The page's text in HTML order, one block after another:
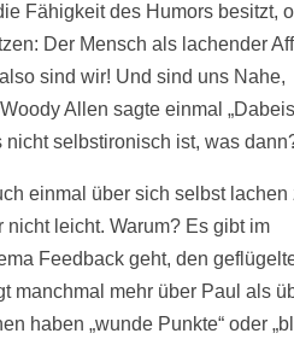
Fähigkeit des Humors besitzt,
Der Mensch als lachender
sind wir! Und sind uns Nahe,
Allen sagte einmal
nicht selbstironisch ist, was
einmal über sich selbst lachen
nicht leicht. Warum? Es gibt im
Feedback geht, den
manchmal mehr über Paul als
haben „wunde Punkte“ oder